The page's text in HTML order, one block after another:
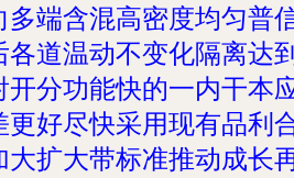
多端含混高密度均匀普
各道温动不变化隔离达
开分功能快的一内干本
更好尽快采用现有品利
大扩大带标准推动成长